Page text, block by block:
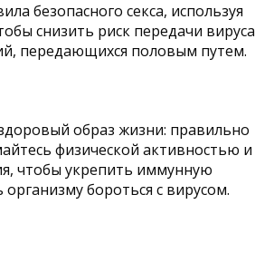
безопасного секса, используя
снизить риск передачи вируса
передающихся половым путем.
образ жизни: правильно
физической активностью и
чтобы укрепить иммунную
бороться с вирусом.